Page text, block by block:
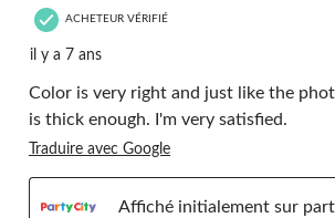
ACHETEUR VÉRIFIÉ
il y a 7 ans
Color is very right and just like the
is thick enough. I'm very satisfied.
Traduire avec Google
Affiché initialement sur